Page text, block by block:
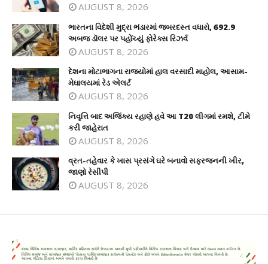
AUGUST 8, 2026
ભારતના વિદેશી મુદ્રા ભંડારમાં જબરદસ્ત વધારો, 692.9
અબજ ડૉલર પર પહોંચ્યું ફોરેક્સ રિઝર્વ
AUGUST 8, 2026
દેશના મોટાભાગના રાજ્યોમાં હાલ વરસાદી માહોલ, આસામ-
મેઘાલયમાં રેડ એલર્ટ
AUGUST 8, 2026
નિવૃત્તિ બાદ અજિંક્ય રહાણે હવે આ T20 લીગમાં રમશે, ટીમે
કરી જાહેરાત
AUGUST 8, 2026
વ્રત-તહેવાર કે ખાસ પ્રસંગે ઘરે બનાવો સફરજનની ખીર,
જાણો રેસીપી
AUGUST 8, 2026